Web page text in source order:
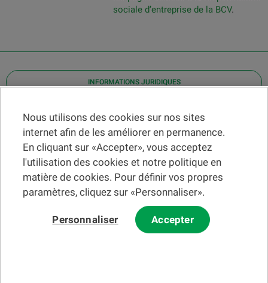
sociale d’entreprise de la BCV.
INFORMATIONS JURIDIQUES
Contact
Localiser une agence
Aide
Actualités
Taux de change
Nous utilisons des cookies sur nos sites
internet afin de les améliorer en permanence.
En cliquant sur «Accepter», vous acceptez
l'utilisation des cookies et notre politique en
matière de cookies. Pour définir vos propres
paramètres, cliquez sur «Personnaliser».
Personnaliser Accepter